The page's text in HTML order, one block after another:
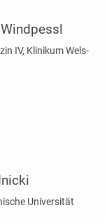
IV, Klinikum Wels-
Universität